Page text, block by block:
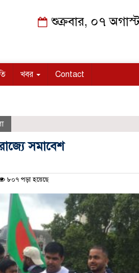
শুক্রবার, ০৭
খবর Contact
সমাবেশ
৮০৭ পড়া হয়েছে